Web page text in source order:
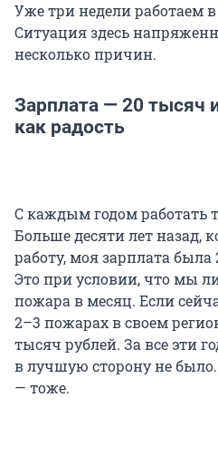
Уже три недели работаем
Ситуация здесь
несколько причин.
Зарплата — 20 тысяч
как радость
С каждым годом работать
Больше десяти лет назад,
работу, моя зарплата
Это при условии, что мы
пожара в месяц. Если
2–3 пожарах в своем
тысяч рублей. За все эти
в лучшую сторону не
— тоже.